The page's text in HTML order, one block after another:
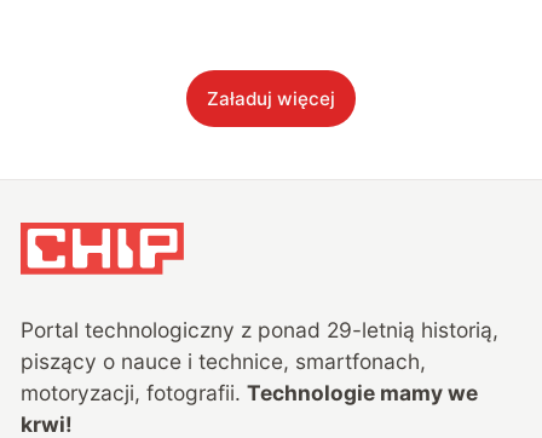
Załaduj więcej
Portal technologiczny z ponad 29-letnią historią,
piszący o nauce i technice, smartfonach,
motoryzacji, fotografii. Technologie mamy we
krwi!